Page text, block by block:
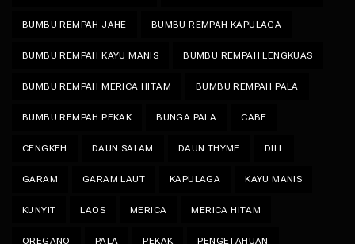
BUMBU REMPAH JAHE BUMBU REMPAH KAPULAGA
BUMBU REMPAH KAYU MANIS BUMBU REMPAH LENGKUAS
BUMBU REMPAH MERICA HITAM BUMBU REMPAH PALA
BUMBU REMPAH PEKAK BUNGA PALA CABE
CENGKEH DAUN SALAM DAUN THYME DILL
GARAM GARAM LAUT KAPULAGA KAYU MANIS
KUNYIT LAOS MERICA MERICA HITAM
OREGANO PALA PEKAK PENGETAHUAN